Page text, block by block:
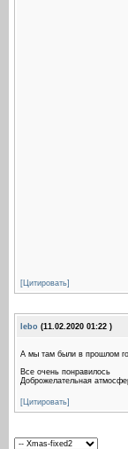
[Цитировать]
lebo (11.02.2020 01:22 )
А мы там были в прошлом
Все очень понравилось
Доброжелательная
[Цитировать]